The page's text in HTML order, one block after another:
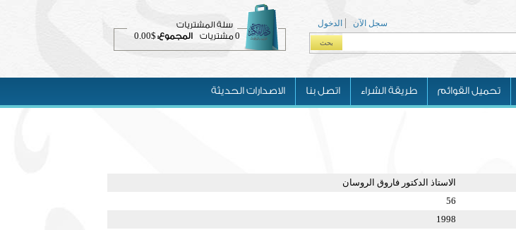
الدخول
سجل الآن
سلة المشتريات
0مشتريات المجموع: $0.00
تحميل القوائم طريقة الشراء اتصل بنا الاصدارات الحديثة
الاستاذ الدكتور فاروق الروسان
56
1998